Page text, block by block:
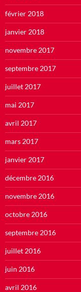
février 2018
janvier 2018
novembre 2017
septembre 2017
juillet 2017
mai 2017
avril 2017
mars 2017
janvier 2017
décembre 2016
novembre 2016
octobre 2016
septembre 2016
juillet 2016
juin 2016
avril 2016